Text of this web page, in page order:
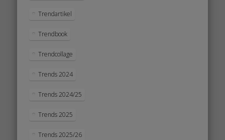
Trendartikel
Trendbook
Trendcollage
Trends 2024
Trends 2024/25
Trends 2025
Trends 2025/26